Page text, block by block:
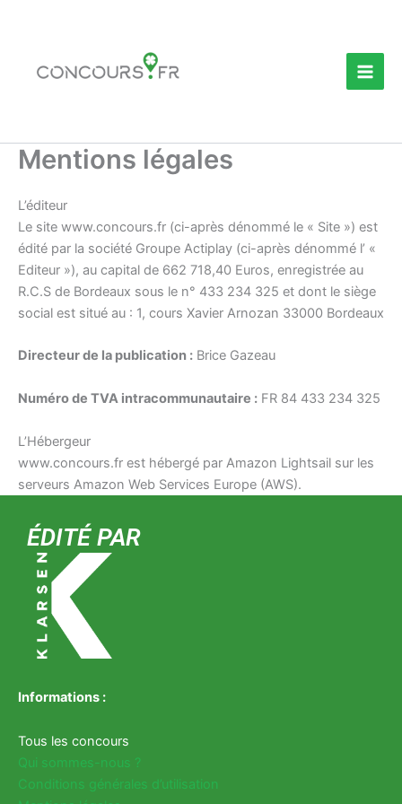
Mentions légales
L’éditeur
Le site www.concours.fr (ci-après dénommé le « Site ») est
édité par la société Groupe Actiplay (ci-après dénommé l’ «
Editeur »), au capital de 662 718,40 Euros, enregistrée au
R.C.S de Bordeaux sous le n° 433 234 325 et dont le siège
social est situé au : 1, cours Xavier Arnozan 33000 Bordeaux
Directeur de la publication : Brice Gazeau
Numéro de TVA intracommunautaire : FR 84 433 234 325
L’Hébergeur
www.concours.fr est hébergé par Amazon Lightsail sur les
serveurs Amazon Web Services Europe (AWS).
ÉDITÉ PAR
Informations :
Tous les concours
Qui sommes-nous ?
Conditions générales d’utilisation